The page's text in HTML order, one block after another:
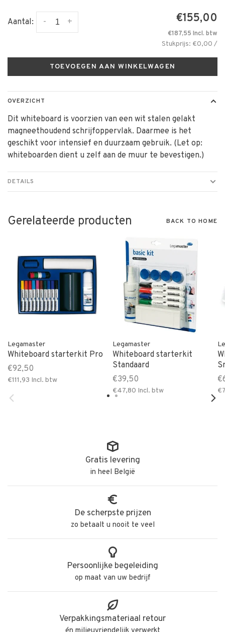
Aantal: +
- €155,00
€187,55 Incl. btw
Stukprijs: €0,00 /
TOEVOEGEN AAN WINKELWAGEN
OVERZICHT
Dit whiteboard is voorzien van een wit stalen gelakt
magneethoudend schrijfoppervlak. Daarmee is het
geschikt voor intensief en duurzaam gebruik. (Let op:
whiteboarden dient u zelf aan de muur te bevestigen.)
DETAILS
Gerelateerde producten BACK TO HOME
Legamaster
Whiteboard starterkit Pro
€92,50
€111,93 Incl. btw
Legamaster
Whiteboard starterkit
Standaard
€39,50
€47,80 Incl. btw
Gratis levering
in heel België
De scherpste prijzen
zo betaalt u nooit te veel
Persoonlijke begeleiding
op maat van uw bedrijf
Verpakkingsmateriaal retour